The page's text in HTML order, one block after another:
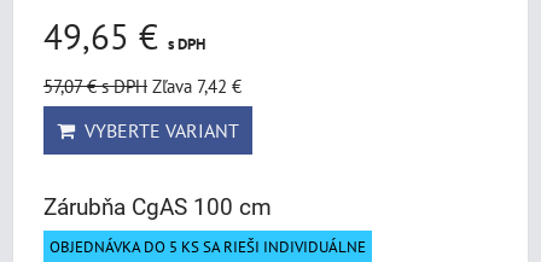
49,65 € s DPH
57,07 €s DPH Zľava 7,42 €
VYBERTE VARIANT
Zárubňa CgAS 100 cm
OBJEDNÁVKA DO 5 KS SA RIEŠI INDIVIDUÁLNE